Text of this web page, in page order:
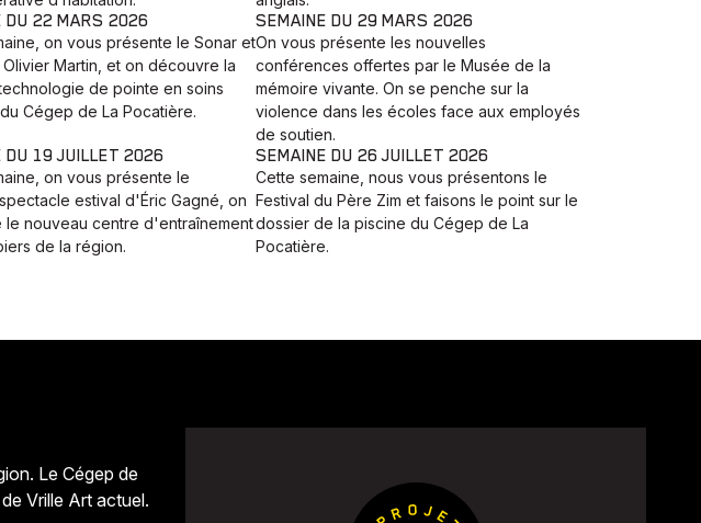
DU 22 MARS 2026
on vous présente le Sonar et
Martin, et on découvre la
de pointe en soins
Cégep de La Pocatière.
SEMAINE DU 29 MARS 2026
On vous présente les nouvelles
conférences offertes par le Musée de la
mémoire vivante. On se penche sur la
violence dans les écoles face aux employés
de soutien.
DU 19 JUILLET 2026
on vous présente le
estival d'Éric Gagné, on
le nouveau centre d'entraînement
de la région.
SEMAINE DU 26 JUILLET 2026
Cette semaine, nous vous présentons le
Festival du Père Zim et faisons le point sur le
dossier de la piscine du Cégep de La
Pocatière.
Le Cégep de
Vrille Art actuel.